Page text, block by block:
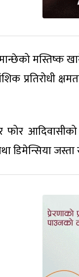
मस्तिष्क
प्रतिरोधी
आदिवासीको
डिमेन्सिया